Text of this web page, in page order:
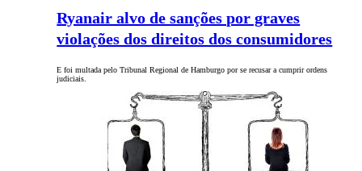
Ryanair alvo de sanções por graves
violações dos direitos dos consumidores
E foi multada pelo Tribunal Regional de Hamburgo por se recusar a cumprir ordens
judiciais.